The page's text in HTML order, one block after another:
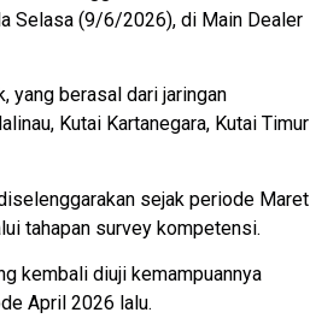
Selasa (9/6/2026), di Main Dealer
yang berasal dari jaringan
Kutai Kartanegara, Kutai Timur
sejak periode Maret
tahapan survey kompetensi.
kembali diuji kemampuannya
April 2026 lalu.